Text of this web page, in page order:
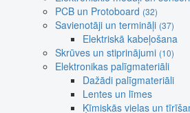
PCB un Protoboard (32)
Savienotāji un termināļi (37)
Elektriskā kabeļošana
Skrūves un stiprinājumi (10)
Elektronikas palīgmateriāli
Dažādi palīgmateriāli
Lentes un līmes
Ķīmiskās vielas un